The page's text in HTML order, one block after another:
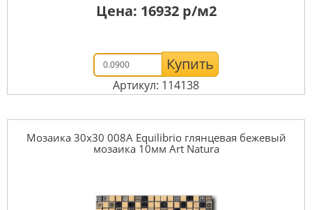
Цена: 16932р/м2
Купить
Артикул: 114138
Мозаика 30x30 008A Equilibrio глянцевая бежевый
мозаика 10мм Art Natura